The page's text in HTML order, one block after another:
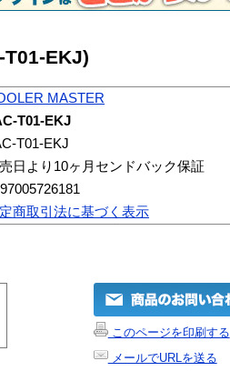
T01-EKJ)
MASTER
T01-EKJ
T01-EKJ
日より10ヶ月センドバック保証
商取引法に基づく表示
このページを印刷する
メールでURLを送る